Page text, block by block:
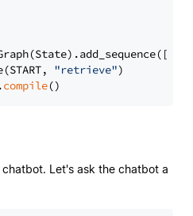
"retrieve")
compile
Let's ask the chatbot a